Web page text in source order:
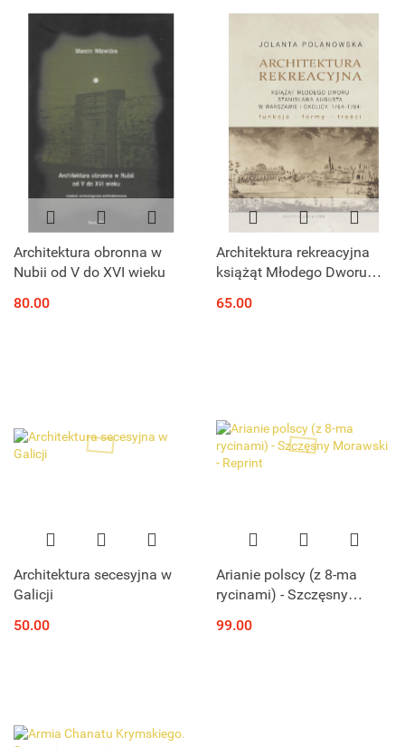
Architektura obronna w
Nubii od V do XVI wieku
80.00
Architektura rekreacyjna
książąt Młodego Dworu
Warszawie i okolicy, 1764-
65.00
Architektura secesyjna w
Galicji
50.00
Arianie polscy (z 8-ma
rycinami) - Szczęsny
99.00